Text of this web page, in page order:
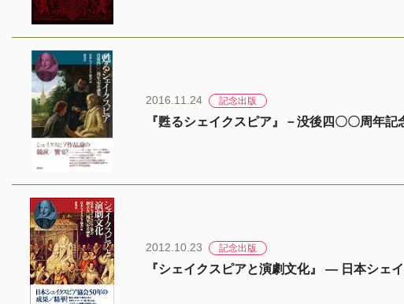
2016.11.24 記念出版
『甦るシェイクスピア』－没後四〇〇周年記
2012.10.23 記念出版
『シェイクスピアと演劇文化』 ― 日本シェ